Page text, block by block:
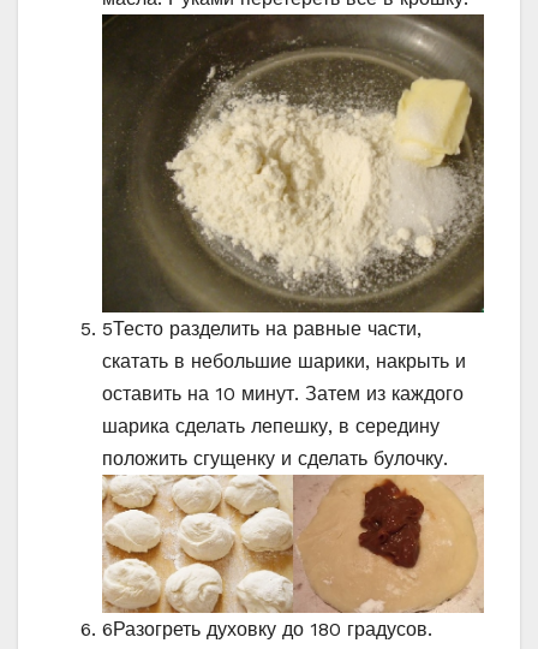
5Тесто разделить на равные части,
скатать в небольшие шарики, накрыть и
оставить на 10 минут. Затем из каждого
шарика сделать лепешку, в середину
положить сгущенку и сделать булочку.
6Разогреть духовку до 180 градусов.